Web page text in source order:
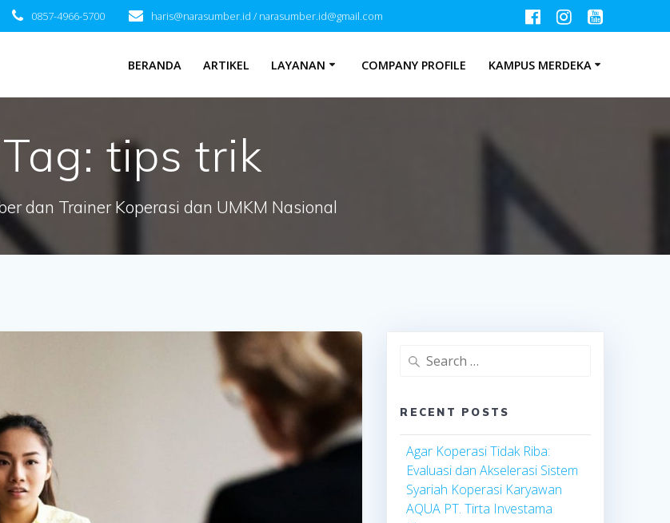
0857-4966-5700 haris@narasumber.id / narasumber.id@gmail.com
BERANDA ARTIKEL LAYANAN COMPANY PROFILE KAMPUS MERDEKA
Tag: tips trik
dan Trainer Koperasi dan UMKM Nasional
Search
RECENT POSTS
Agar Koperasi Tidak Riba:
Evaluasi dan Akselerasi Sistem
Syariah Koperasi Karyawan
AQUA PT. Tirta Investama